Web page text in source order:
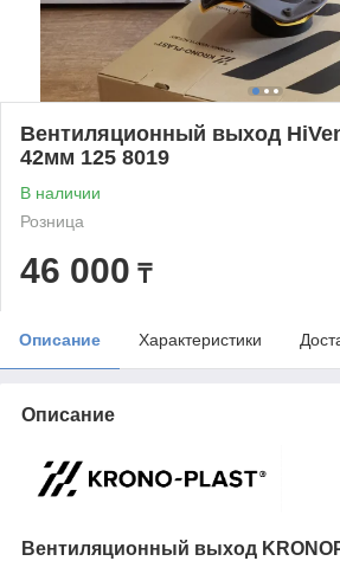
Вентиляционный выход
42мм 125 8019
В наличии
Розница
46 000 ₸
Описание Характеристики
Описание
Вентиляционный выход